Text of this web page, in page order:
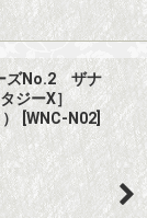
ズNo.2 ザナ
タジーX］
WNC-N02